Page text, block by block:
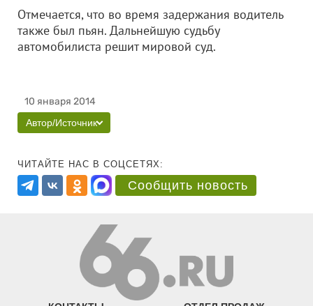
Отмечается, что во время задержания водитель
также был пьян. Дальнейшую судьбу
автомобилиста решит мировой суд.
10 января 2014
Автор/Источник
ЧИТАЙТЕ НАС В СОЦСЕТЯХ:
Сообщить новость